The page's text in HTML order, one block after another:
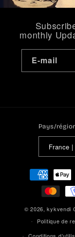
monthly
E-mail
Pays/
Moyens
paiement
© 2026,kykvendi
Politique de